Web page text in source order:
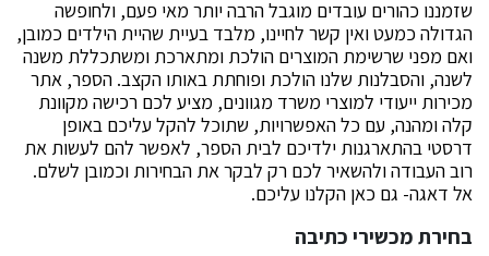
שזמננו כהורים עובדים מוגבל הרבה יותר מאי פעם, ולחופשה
הגדולה כמעט ואין קשר לחיינו, מלבד בעיית שהיית הילדים כמובן,
ואם מפני שרשימת המוצרים הולכת ומתארכת ומשתכללת משנה
לשנה, והסבלנות שלנו הולכת ופוחתת באותו הקצב. הספר, אתר
מכירות ייעודי למוצרי משרד מגוונים, מציע לכם רכישה מקוונת
קלה ומהנה, עם כל האפשרויות, שתוכל להקל עליכם באופן
דרסטי בהתארגנות ילדיכם לבית הספר, לאפשר להם לעשות את
רוב העבודה ולהשאיר לכם רק לבקר את הבחירות וכמובן לשלם.
אל דאגה- גם כאן הקלנו עליכם.
בחירת מכשירי כתיבה